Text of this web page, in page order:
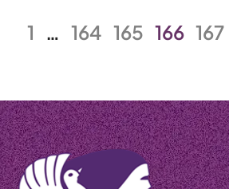
1 … 164 165 166 167